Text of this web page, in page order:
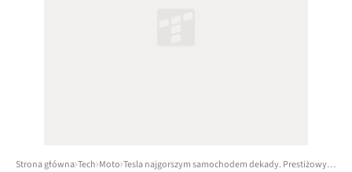
Strona główna Tech Moto Tesla najgorszym samochodem dekady. Prestiżowy ranking ogłoszony